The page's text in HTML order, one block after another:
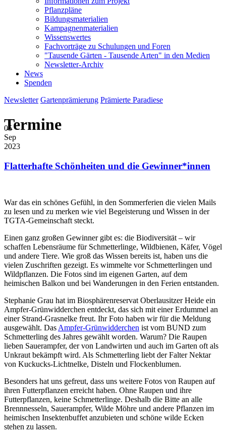
Pflanzpläne
Bildungsmaterialien
Kampagnenmaterialien
Wissenswertes
Fachvorträge zu Schulungen und Foren
"Tausende Gärten - Tausende Arten" in den Medien
Newsletter-Archiv
News
Spenden
Newsletter Gartenprämierung Prämierte Paradiese
Termine
05
Sep
2023
Flatterhafte Schönheiten und die Gewinner*innen
War das ein schönes Gefühl, in den Sommerferien die vielen Mails
zu lesen und zu merken wie viel Begeisterung und Wissen in der
TGTA-Gemeinschaft steckt.
Einen ganz großen Gewinner gibt es: die Biodiversität – wir
schaffen Lebensräume für Schmetterlinge, Wildbienen, Käfer, Vögel
und andere Tiere. Wie groß das Wissen bereits ist, haben uns die
vielen Zuschriften gezeigt. Es wimmelte vor Schmetterlingen und
Wildpflanzen. Die Fotos sind im eigenen Garten, auf dem
heimischen Balkon und bei Wanderungen in den Ferien entstanden.
Stephanie Grau hat im Biosphärenreservat Oberlausitzer Heide ein
Ampfer-Grünwidderchen entdeckt, das sich mit einer Erdummel an
einer Strand-Grasnelke freut. Ihr Foto haben wir für die Meldung
ausgewählt. Das Ampfer-Grünwidderchen ist vom BUND zum
Schmetterling des Jahres gewählt worden. Warum? Die Raupen
lieben Sauerampfer, der von Landwirten und auch im Garten oft als
Unkraut bekämpft wird. Als Schmetterling liebt der Falter Nektar
von Kuckucks-Lichtnelke, Disteln und Flockenblumen.
Besonders hat uns gefreut, dass uns weitere Fotos von Raupen auf
ihren Futterpflanzen erreicht haben. Ohne Raupen und ihre
Futterpflanzen, keine Schmetterlinge. Deshalb die Bitte an alle
Brennnesseln, Sauerampfer, Wilde Möhre und andere Pflanzen im
heimischen Insektenbuffet anzubieten und schöne wilde Ecken
stehen zu lassen.